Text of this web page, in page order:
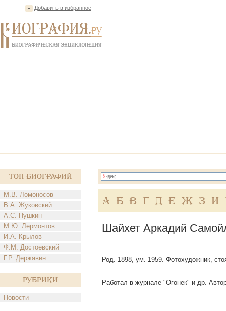
Добавить в избранное
Топ Биографий
М.В. Ломоносов
В.А. Жуковский
А.С. Пушкин
М.Ю. Лермонтов
И.А. Крылов
Ф.М. Достоевский
Г.Р. Державин
Рубрики
Новости
А Б В Г Д Е Ж З И
Шайхет Аркадий
Род. 1898, ум. 1959. Фотохудожник,
Работал в журнале "Огонек" и др.